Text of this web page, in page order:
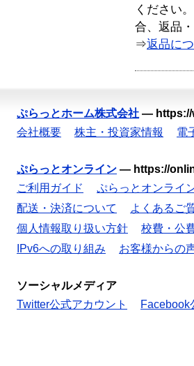
ください
合、返品
⇒返品に
ぷらっとホーム株式会社 —
会社概要
株主・投資家情報 電
ぷらっとオンライン — https://
ご利用ガイド
ぷらっとオンライ
配送・決済について
よくあるご
個人情報取り扱い方針
校費・公
IPv6への取り組み
お客様からの
ソーシャルメディア
Twitter公式アカウント
Facebook